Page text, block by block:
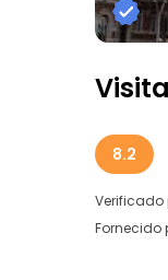
8.2
Verificado
Fornecido